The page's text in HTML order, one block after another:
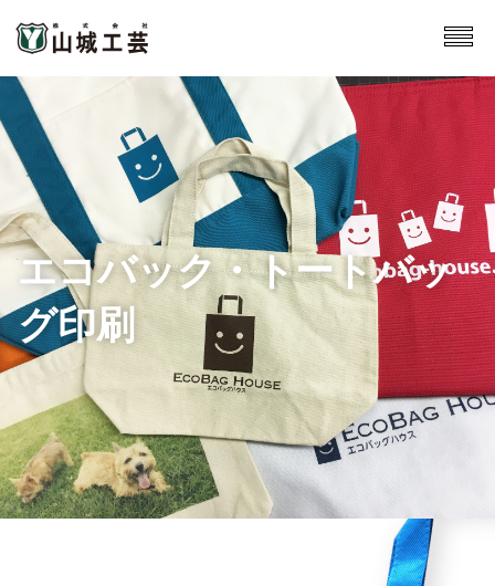
エコバック・トートバッ
グ印刷